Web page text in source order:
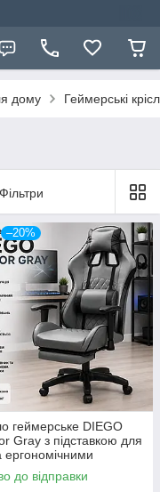
дому Геймерські
Фільтри
–20%
геймерське DIEGO
Gray з підставкою для
ергономічними
до відправки